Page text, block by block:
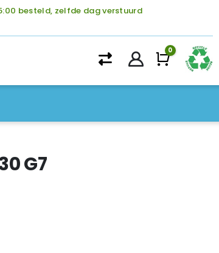
besteld, zelfde dag verstuurd
0
G7